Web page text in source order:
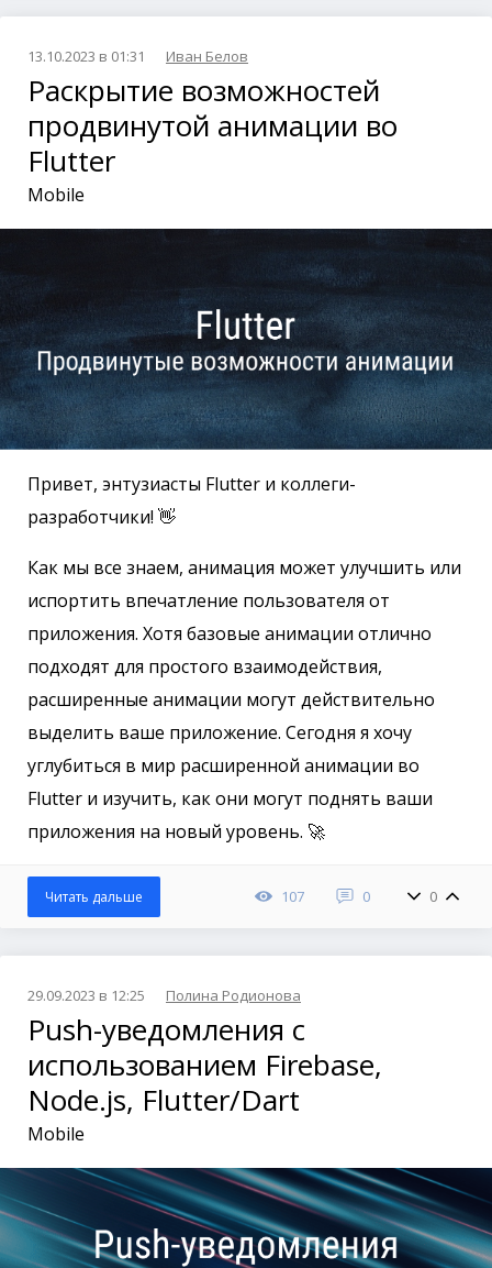
13.10.2023 в 01:31 Иван Белов
Раскрытие возможностей
продвинутой анимации во
Flutter
Mobile
Привет, энтузиасты Flutter и коллеги-
разработчики! 👋
Как мы все знаем, анимация может улучшить или
испортить впечатление пользователя от
приложения. Хотя базовые анимации отлично
подходят для простого взаимодействия,
расширенные анимации могут действительно
выделить ваше приложение. Сегодня я хочу
углубиться в мир расширенной анимации во
Flutter и изучить, как они могут поднять ваши
приложения на новый уровень. 🚀
107 0 0
Читать дальше
29.09.2023 в 12:25 Полина Родионова
Push-уведомления с
использованием Firebase,
Node.js, Flutter/Dart
Mobile